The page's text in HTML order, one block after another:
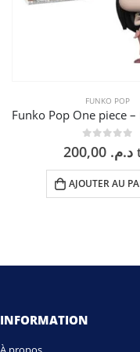
FUNKO POP
0 sur 5د.م. 200,00
AJOUTER AU
INFORMATION